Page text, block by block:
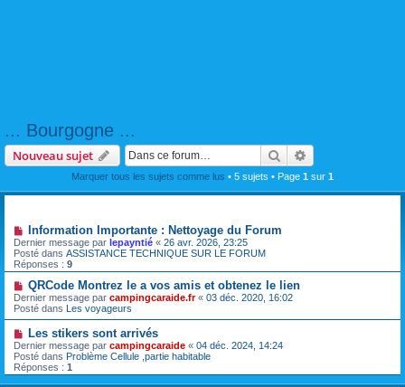
... Bourgogne ...
Nouveau sujet Rechercher
Marquer tous les sujets comme lus • 5 sujets • Page 1 sur 1
Information Importante : Nettoyage du Forum
Dernier message par lepayntié « 26 avr. 2026, 23:25
Posté dans ASSISTANCE TECHNIQUE SUR LE FORUM
Réponses : 9
QRCode Montrez le a vos amis et obtenez le lien
Dernier message par campingcaraide.fr« 03 déc. 2020, 16:02
Posté dans Les voyageurs
Les stikers sont arrivés
Dernier message par campingcaraide « 04 déc. 2024, 14:24
Posté dans Problème Cellule ,partie habitable
Réponses : 1